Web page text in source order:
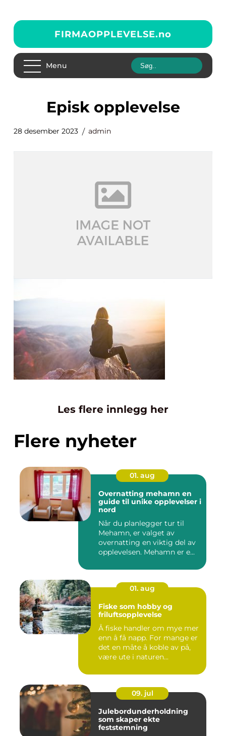
FIRMAOPPLEVELSE.no
Menu
episk opplevelse
28 desember 2023 admin
Les flere innlegg her
Flere nyheter
01. aug
Overnatting mehamn en
guide til unike opplevelser i
nord
Når du planlegger tur til
Mehamn, er valget av
overnatting en viktig del av
opplevelsen. Mehamn er e...
01. aug
Fiske som hobby og
friluftsopplevelse
Å fiske handler om mye mer
enn å få napp. For mange er
det en måte å koble av på,
være ute i naturen...
09. jul
Julebordunderholdning
som skaper ekte
feststemning